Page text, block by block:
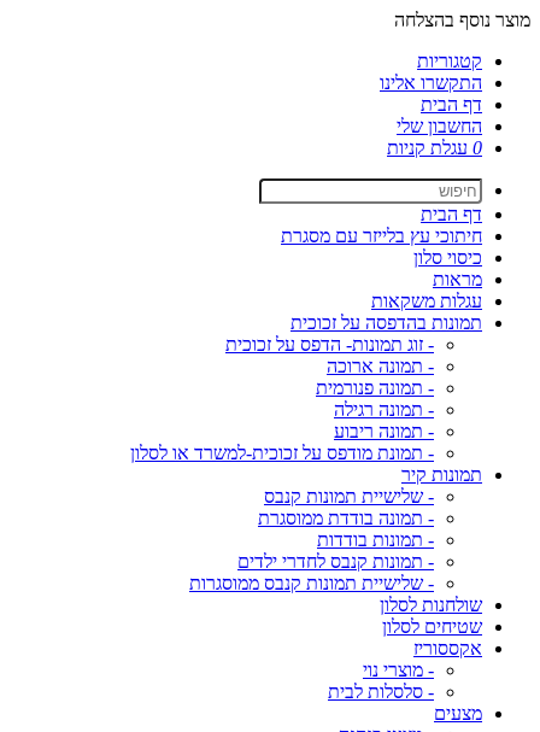
מוצר נוסף בהצלחה
קטגוריות
התקשרו אלינו
דף הבית
החשבון שלי
0 עגלת קניות
דף הבית
חיתוכי עץ בלייזר עם מסגרת
כיסוי סלון
מראות
עגלות משקאות
תמונות בהדפסה על זכוכית
- זוג תמונות- הדפס על זכוכית
- תמונה ארוכה
- תמונה פנורמית
- תמונה רגילה
- תמונה ריבוע
- תמונת מודפס על זכוכית-למשרד או לסלון
תמונות קיר
- שלישיית תמונות קנבס
- תמונה בודדת ממוסגרת
- תמונות בודדות
- תמונות קנבס לחדרי ילדים
- שלישיית תמונות קנבס ממוסגרות
שולחנות לסלון
שטיחים לסלון
אקססוריז
- מוצרי נוי
- סלסלות לבית
מצעים